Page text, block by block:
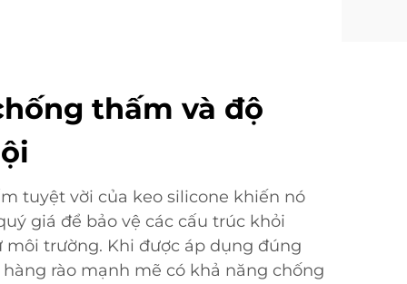
thấm và độ
tuyệt vời của keo silicone khiến nó
giá để bảo vệ các cấu trúc khỏi
trường. Khi được áp dụng đúng
rào mạnh mẽ có khả năng chống